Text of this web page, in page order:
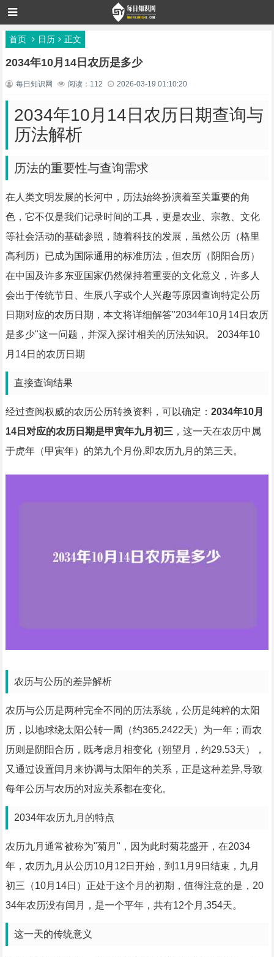
首页 日历 正文
2034年10月14日农历是多少
每日知识网 阅读：112 2026-03-19 01:10:20
2034年10月14日农历日期查询与
历法解析
历法的重要性与查询需求
在人类文明发展的长河中，历法始终扮演着至关重要的角
色，它不仅是我们记录时间的工具，更是农业、宗教、文化
等社会活动的基础参照，随着科技的发展，虽然公历（格里
高利历）已成为国际通用的标准历法，但农历（阴阳合历）
在中国及许多东亚国家仍然保持着重要的文化意义，许多人
会出于传统节日、生辰八字或个人兴趣等原因查询特定公历
日期对应的农历日期，本文将详细解答"2034年10月14日农历
是多少"这一问题，并深入探讨相关的历法知识。 2034年10
月14日的农历日期
直接查询结果
经过查阅权威的农历公历转换资料，可以确定： 2034年10月
14日对应的农历日期是甲寅年九月初三 ，这一天在农历中属
于虎年（甲寅年）的第九个月份,即农历九月的第三天。
农历与公历的差异解析
农历与公历是两种完全不同的历法系统，公历是纯粹的太阳
历，以地球绕太阳公转一周（约365.2422天）为一年；而农
历则是阴阳合历，既考虑月相变化（朔望月，约29.53天），
又通过设置闰月来协调与太阳年的关系，正是这种差异,导致
每年公历与农历的对应关系都在变化。
2034年农历九月的特点
农历九月通常被称为"菊月"，因为此时菊花盛开，在2034
年，农历九月从公历10月12日开始，到11月9日结束，九月
初三（10月14日）正处于这个月的初期，值得注意的是，20
34年农历没有闰月，是一个平年，共有12个月,354天。
这一天的传统意义